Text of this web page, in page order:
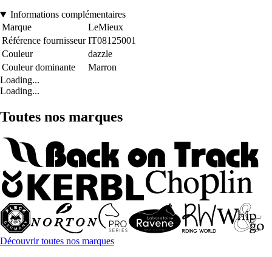
Informations complémentaires
Marque
LeMieux
Référence fournisseur IT08125001
Couleur
dazzle
Couleur dominante
Marron
Loading...
Loading...
Toutes nos marques
Découvrir toutes nos marques